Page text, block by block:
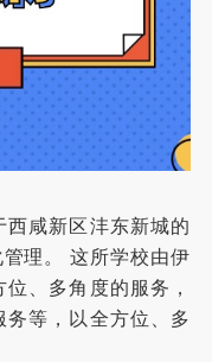
咸新区沣东新城的
理。 这所学校由伊
、多角度的服务，
等，以全方位、多